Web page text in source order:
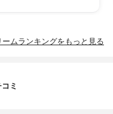
ムランキングをもっと見る
ミ